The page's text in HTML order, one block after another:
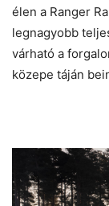
élen a Ranger
legnagyobb
várható a
közepe táján